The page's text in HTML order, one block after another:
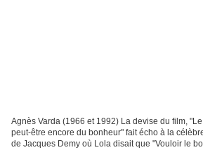
Agnès Varda (1966 et 1992) La devise du film,
peut-être encore du bonheur" fait écho à la
de Jacques Demy où Lola disait que "Vouloir le